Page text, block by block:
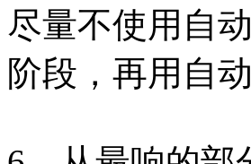
尽量不使用自
阶段，再用自